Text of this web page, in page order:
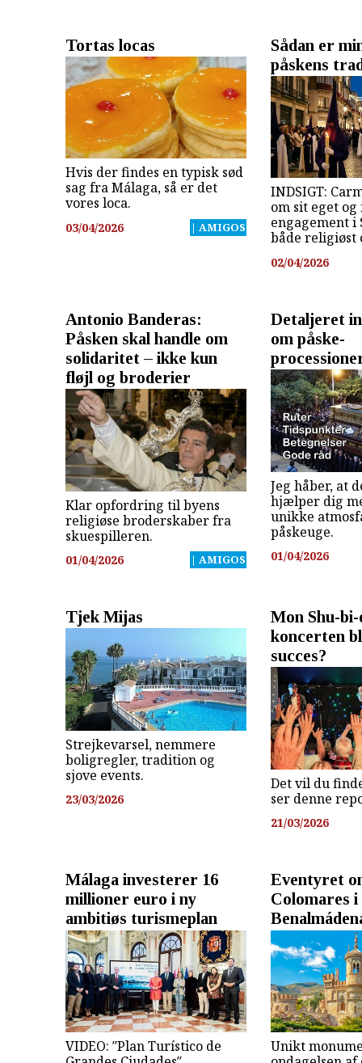
Tortas locas
Hvis der findes en typisk sød
sag fra Málaga, så er det
vores loca.
03/04/2026 | AMIGOS
Sådan er
påskens
INDSIGT:
om sit eget
engagement i
både religiøst
02/04/2026
Antonio Banderas:
Påsken skal handle om
solidaritet – ikke kun
fløjl og broderier
Klar opfordring til byens
religiøse broderskaber fra
skuespilleren.
01/04/2026 | AMIGOS
Detaljeret
om påske-
Jeg håber, at
hjælper dig
unikke
påskeuge.
01/04/2026
Tjek Mijas
Strejkevarsel, nemmere
boligregler, tradition og
sjove events.
23/03/2026
Mon Shu-bi-
koncerten
succes?
Det vil du
ser denne
21/03/2026
Málaga investerer 16
millioner euro i ny
ambitiøs turismeplan
VIDEO: ″Plan Turístico de
Eventyret
Colomares
Unikt